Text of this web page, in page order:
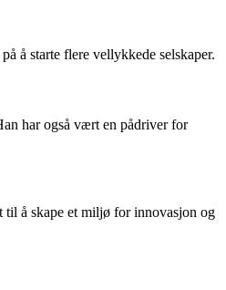
å starte flere vellykkede selskaper.
har også vært en pådriver for
å skape et miljø for innovasjon og